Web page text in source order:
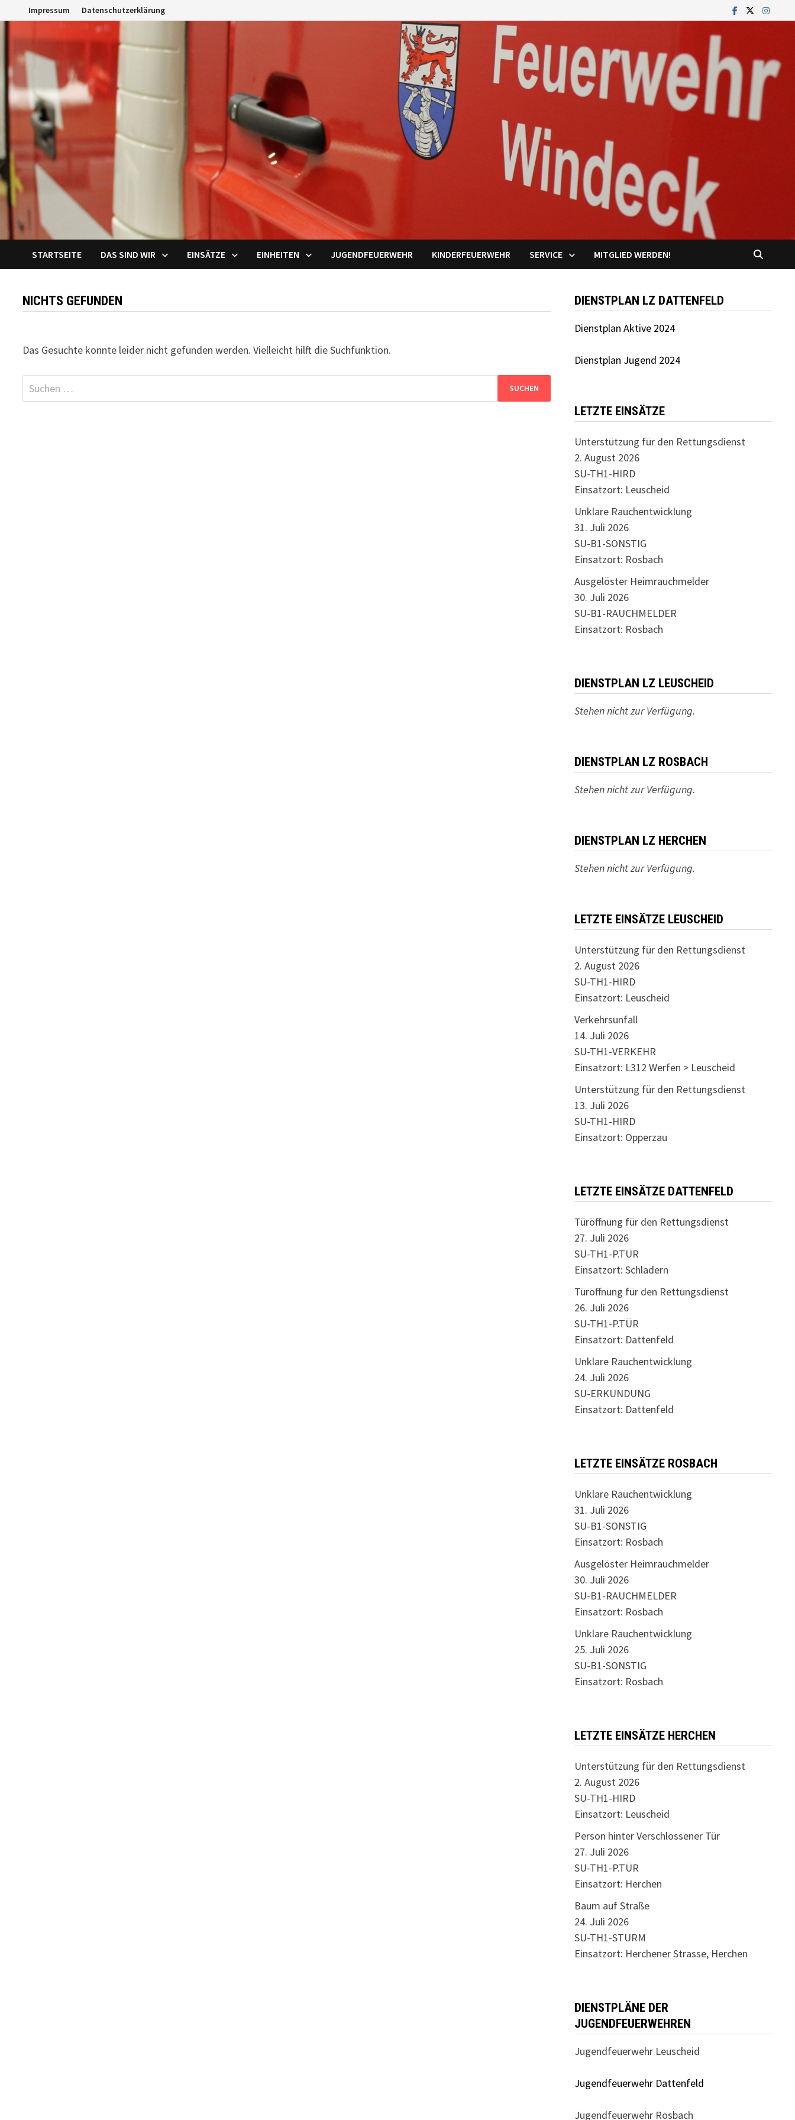
Inhalt
springen
Impressum Datenschutzerklärung
STARTSEITE DAS SIND WIR EINSÄTZE EINHEITEN JUGENDFEUERWEHR KINDERFEUERWEHR SERVICE MITGLIED WERDEN!
NICHTS GEFUNDEN
Das Gesuchte konnte leider nicht gefunden werden. Vielleicht hilft die Suchfunktion.
Suchen
nach:
DIENSTPLAN LZ DATTENFELD
Dienstplan Aktive 2024
Dienstplan Jugend 2024
LETZTE EINSÄTZE
Unterstützung für den Rettungsdienst
2. August 2026
SU-TH1-HIRD
Einsatzort: Leuscheid
Unklare Rauchentwicklung
31. Juli 2026
SU-B1-SONSTIG
Einsatzort: Rosbach
Ausgelöster Heimrauchmelder
30. Juli 2026
SU-B1-RAUCHMELDER
Einsatzort: Rosbach
DIENSTPLAN LZ LEUSCHEID
Stehen nicht zur Verfügung.
DIENSTPLAN LZ ROSBACH
Stehen nicht zur Verfügung.
DIENSTPLAN LZ HERCHEN
Stehen nicht zur Verfügung.
LETZTE EINSÄTZE LEUSCHEID
Unterstützung für den Rettungsdienst
2. August 2026
SU-TH1-HIRD
Einsatzort: Leuscheid
Verkehrsunfall
14. Juli 2026
SU-TH1-VERKEHR
Einsatzort: L312 Werfen > Leuscheid
Unterstützung für den Rettungsdienst
13. Juli 2026
SU-TH1-HIRD
Einsatzort: Opperzau
LETZTE EINSÄTZE DATTENFELD
Türöffnung für den Rettungsdienst
27. Juli 2026
SU-TH1-P.TÜR
Einsatzort: Schladern
Türöffnung für den Rettungsdienst
26. Juli 2026
SU-TH1-P.TÜR
Einsatzort: Dattenfeld
Unklare Rauchentwicklung
24. Juli 2026
SU-ERKUNDUNG
Einsatzort: Dattenfeld
LETZTE EINSÄTZE ROSBACH
Unklare Rauchentwicklung
31. Juli 2026
SU-B1-SONSTIG
Einsatzort: Rosbach
Ausgelöster Heimrauchmelder
30. Juli 2026
SU-B1-RAUCHMELDER
Einsatzort: Rosbach
Unklare Rauchentwicklung
25. Juli 2026
SU-B1-SONSTIG
Einsatzort: Rosbach
LETZTE EINSÄTZE HERCHEN
Unterstützung für den Rettungsdienst
2. August 2026
SU-TH1-HIRD
Einsatzort: Leuscheid
Person hinter Verschlossener Tür
27. Juli 2026
SU-TH1-P.TÜR
Einsatzort: Herchen
Baum auf Straße
24. Juli 2026
SU-TH1-STURM
Einsatzort: Herchener Strasse, Herchen
DIENSTPLÄNE DER
JUGENDFEUERWEHREN
Jugendfeuerwehr Leuscheid
Jugendfeuerwehr Dattenfeld
Jugendfeuerwehr Rosbach